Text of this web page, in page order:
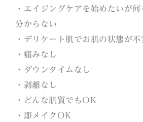
・エイジングケアを始めたいが
分からない
・デリケート肌でお肌の状態が不
・痛みなし
・ダウンタイムなし
・剥離なし
・どんな肌質でもOK
・即メイクOK